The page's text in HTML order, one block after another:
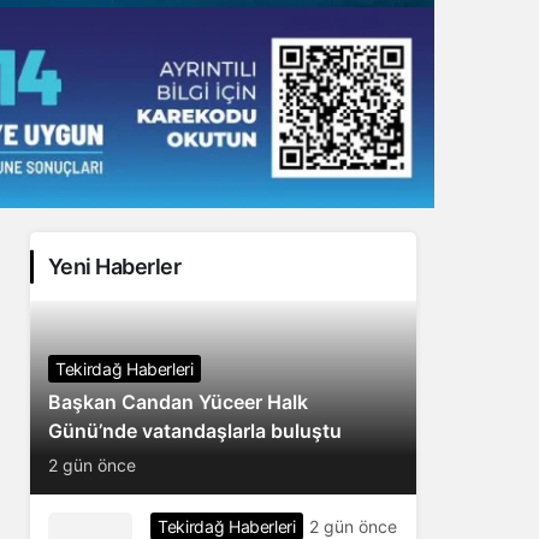
Yeni Haberler
Tekirdağ Haberleri
Başkan Candan Yüceer Halk
Günü’nde vatandaşlarla buluştu
2 gün önce
Tekirdağ Haberleri 2 gün önce